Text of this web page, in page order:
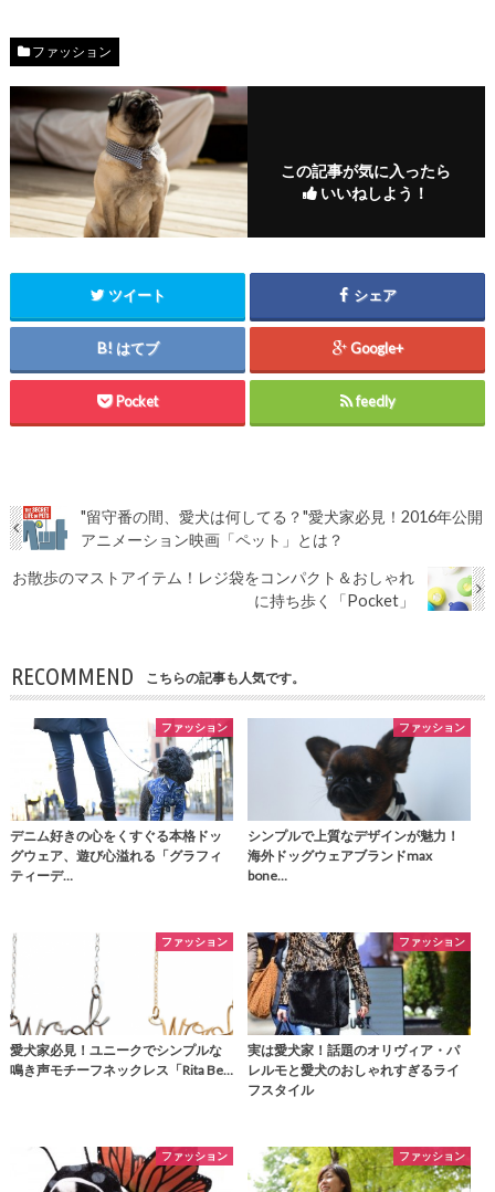
ファッション
この記事が気に入ったら
いいねしよう！
ツイート シェア
はてブ Google+
Pocket feedly
"留守番の間、愛犬は何してる？"愛犬家必見！2016年公開
アニメーション映画「ペット」とは？
お散歩のマストアイテム！レジ袋をコンパクト＆おしゃれ
に持ち歩く「Pocket」
RECOMMEND こちらの記事も人気です。
ファッション
デニム好きの心をくすぐる本格ドッ
グウェア、遊び心溢れる「グラフィ
ティーデ…
ファッション
シンプルで上質なデザインが魅力！
海外ドッグウェアブランドmax
bone…
ファッション
愛犬家必見！ユニークでシンプルな
鳴き声モチーフネックレス「Rita Be…
ファッション
実は愛犬家！話題のオリヴィア・パ
レルモと愛犬のおしゃれすぎるライ
フスタイル
ファッション ファッション